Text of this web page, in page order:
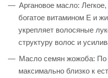
Аргановое масло:
богатое витамином E и
укрепляет волосяные
структуру волос и
Масло семян жожоба: По
максимально близко к